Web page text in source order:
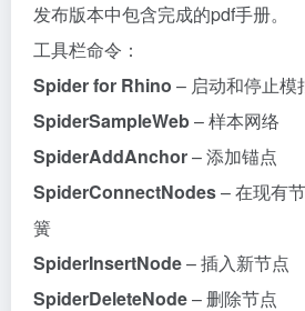
发布版本中包含完成的pdf手册。
工具栏命令：
Spider for Rhino – 启动和停止模
SpiderSampleWeb– 样本网络
SpiderAddAnchor– 添加锚点
SpiderConnectNodes– 在现有
簧
SpiderInsertNode– 插入新节点
SpiderDeleteNode– 删除节点